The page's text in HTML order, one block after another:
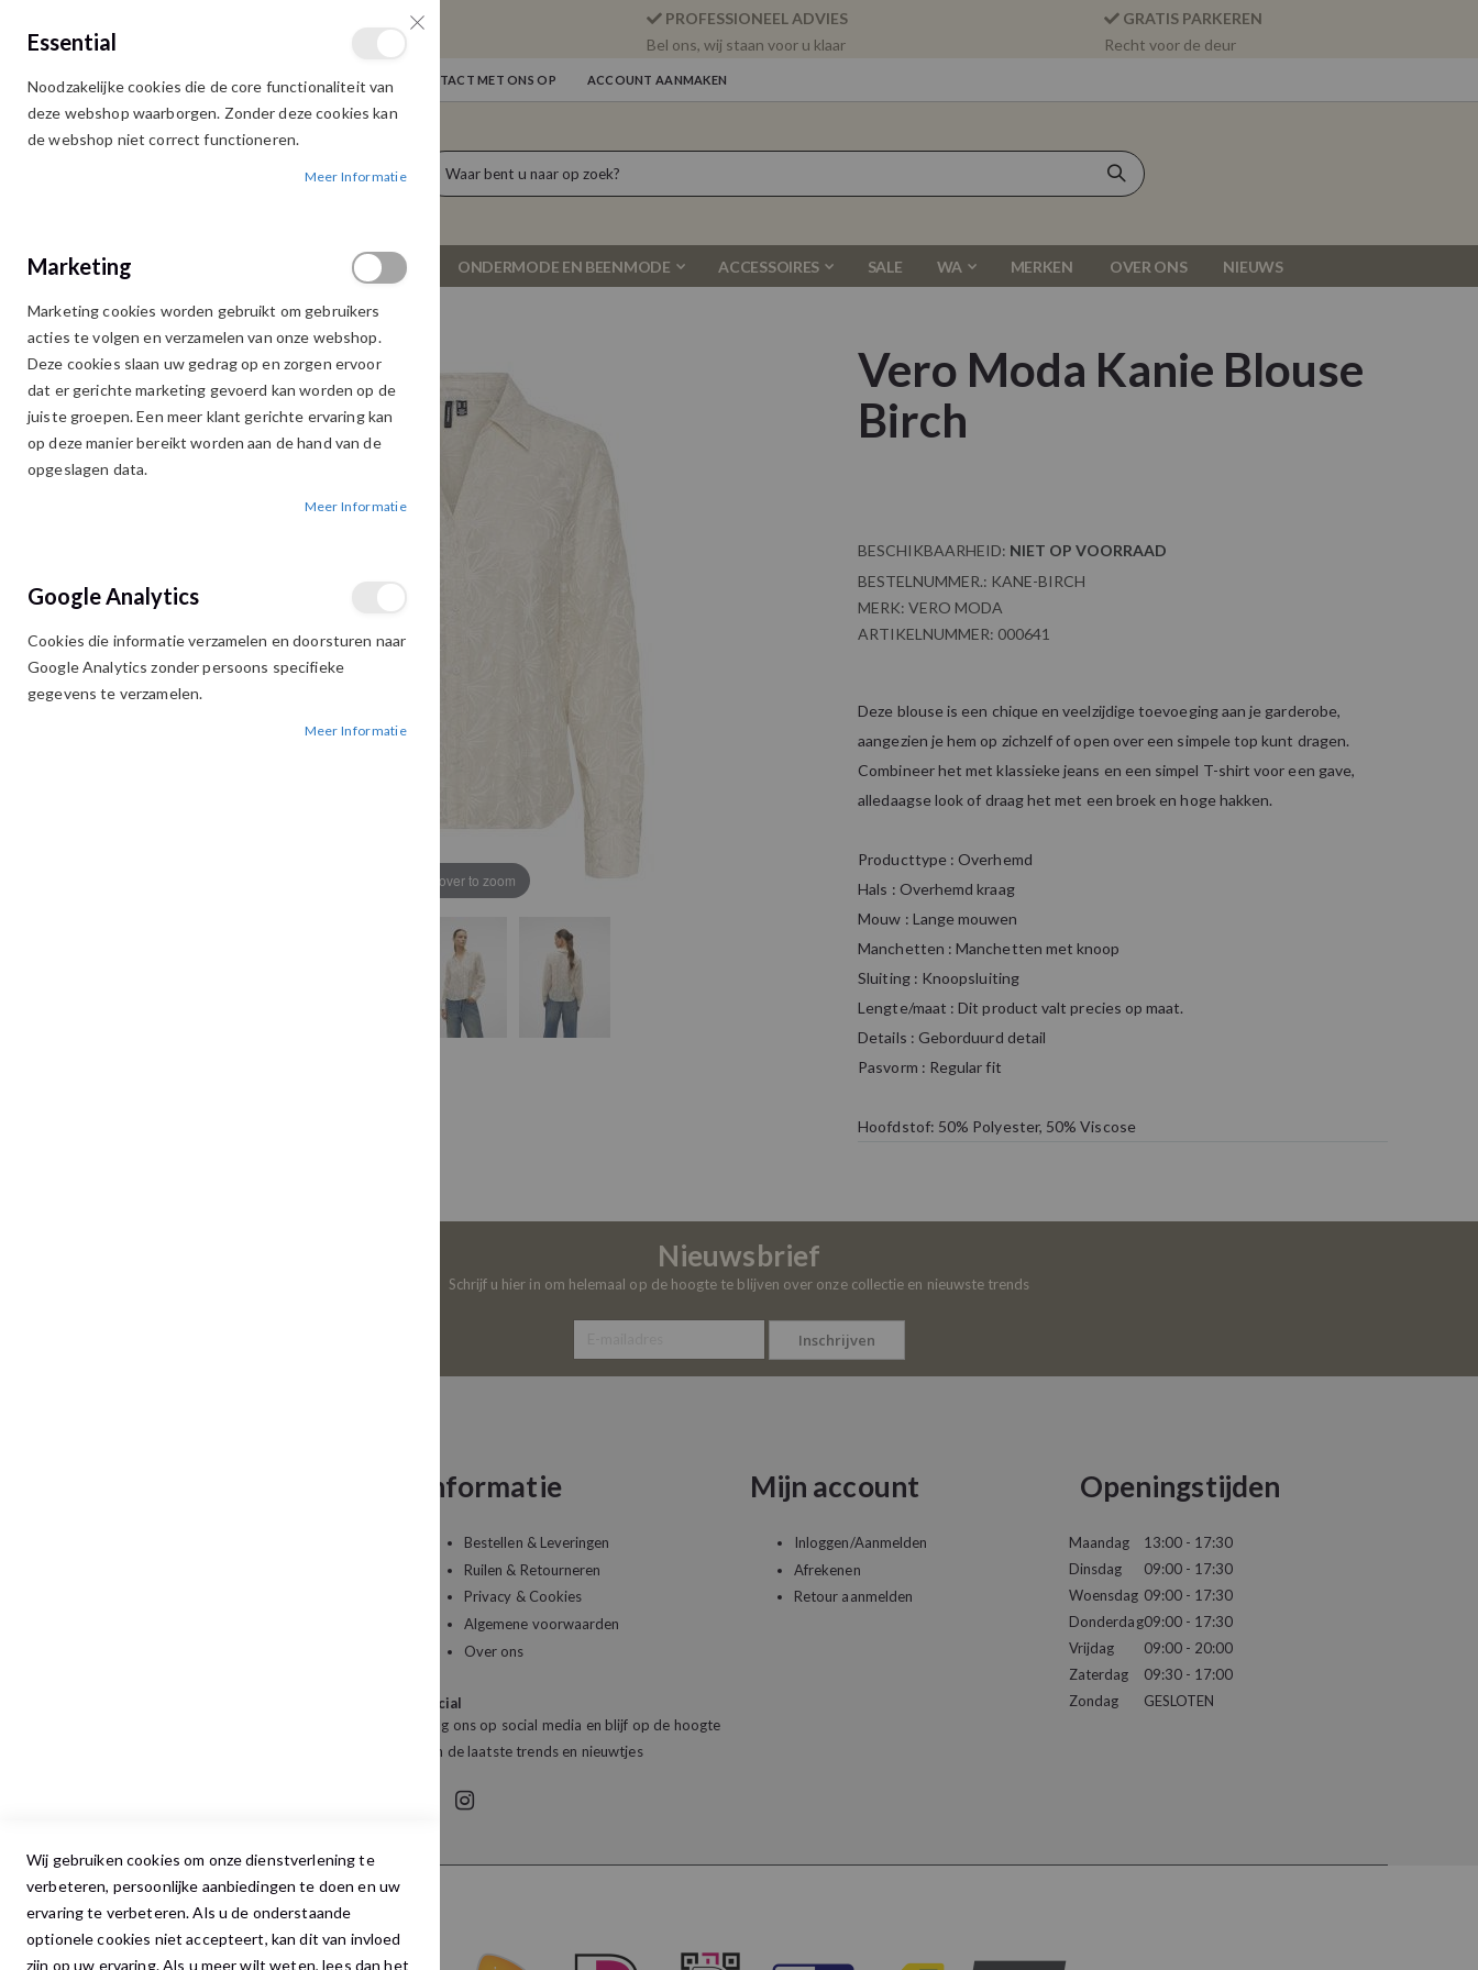
PROFESSIONEEL ADVIES
Bel ons, wij staan voor u klaar
GRATIS PARKEREN
Recht voor de deur
Ga
naar
de
WELKOM NIEUWS INLOGGEN NEEM CONTACT MET ONS OP ACCOUNT AANMAKEN
Cart
DAMESKLEDING ONDERMODE EN BEENMODE ACCESSOIRES SALE WA MERKEN OVER ONS NIEUWS
VERO MODA KANIE BLOUSE BIRCH
Ga
naar
einde
Ga
naar
begin
Hover to zoom
Vero Moda Kanie Blouse
Birch
BESCHIKBAARHEID: NIET OP VOORRAAD
BESTELNUMMER.: KANE-BIRCH
MERK: VERO MODA
ARTIKELNUMMER: 000641
Deze blouse is een chique en veelzijdige toevoeging aan je garderobe,
aangezien je hem op zichzelf of open over een simpele top kunt dragen.
Combineer het met klassieke jeans en een simpel T-shirt voor een gave,
alledaagse look of draag het met een broek en hoge hakken.
Producttype : Overhemd
Hals : Overhemd kraag
Mouw : Lange mouwen
Manchetten : Manchetten met knoop
Sluiting : Knoopsluiting
Lengte/maat : Dit product valt precies op maat.
Details : Geborduurd detail
Pasvorm : Regular fit
Hoofdstof: 50% Polyester, 50% Viscose
Nieuwsbrief
Schrijf u hier in om helemaal op de hoogte te blijven over onze collectie en nieuwste trends
Inschrijven
Informatie
Bestellen & Leveringen
Ruilen & Retourneren
Privacy & Cookies
Algemene voorwaarden
Over ons
Social
Volg ons op social media en blijf op de hoogte
van de laatste trends en nieuwtjes
Mijn account
Inloggen/Aanmelden
Afrekenen
Retour aanmelden
Openingstijden
Maandag
Dinsdag
Woensdag
Donderdag
Vrijdag
Zaterdag
Zondag
13:00 - 17:30
09:00 - 17:30
09:00 - 17:30
09:00 - 17:30
09:00 - 20:00
09:30 - 17:00
GESLOTEN
Essential
Noodzakelijke cookies die de core functionaliteit van
deze webshop waarborgen. Zonder deze cookies kan
de webshop niet correct functioneren.
Meer Informatie
Marketing
Marketing cookies worden gebruikt om gebruikers
acties te volgen en verzamelen van onze webshop.
Deze cookies slaan uw gedrag op en zorgen ervoor
dat er gerichte marketing gevoerd kan worden op de
juiste groepen. Een meer klant gerichte ervaring kan
op deze manier bereikt worden aan de hand van de
opgeslagen data.
Meer Informatie
Google Analytics
Cookies die informatie verzamelen en doorsturen naar
Google Analytics zonder persoons specifieke
gegevens te verzamelen.
Meer Informatie
Wij gebruiken cookies om onze dienstverlening te
verbeteren, persoonlijke aanbiedingen te doen en uw
ervaring te verbeteren. Als u de onderstaande
optionele cookies niet accepteert, kan dit van invloed
zijn op uw ervaring. Als u meer wilt weten, lees dan het